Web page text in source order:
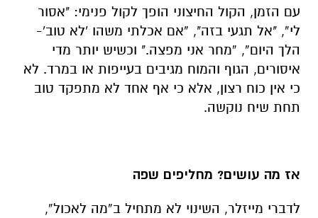
עם הזמן, הקול החיצוני הופך לקול פנימי: "אסור
לי”, "אל תגעי בזה", “אם אכלתי משהו 'לא טוב'-
הלך היום”, “מחר אני מפצה." וכשיש יותר מדי
איסורים, הגוף והמוח מגיבים בעייפות או במרד. לא
כי אין כוח רצון, אלא כי אף אחד לא מתפקד טוב
תחת שיח נוקשה.
אז מה עושים? מחליפים שפה
לדברי מייזלר, השינוי לא מתחיל ב“מה לאכול”,